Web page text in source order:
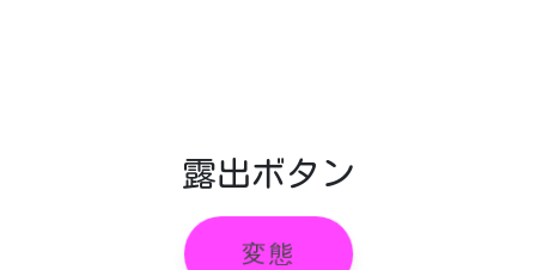
露出ボタン
変態